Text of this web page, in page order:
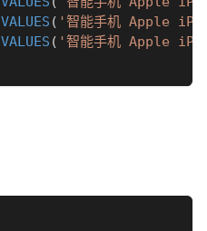
VALUES ( '智能手机 Apple
VALUES ( '智能手机 Apple